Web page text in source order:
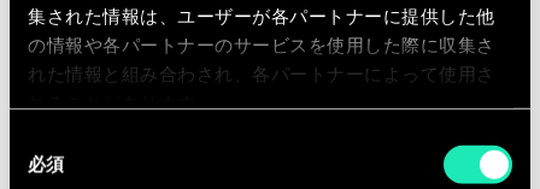
集された情報は、ユーザーが各パートナーに提供した他
の情報や各パートナーのサービスを使用した際に収集さ
れた情報と組み合わされ、各パートナーによって使用さ
必須
cabinet par le biais de publications
(articles, études, etc.), et la
participation à différents salons et
événements
Le développement commercial en